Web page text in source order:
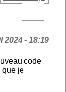
2024 - 18:19
code
que je